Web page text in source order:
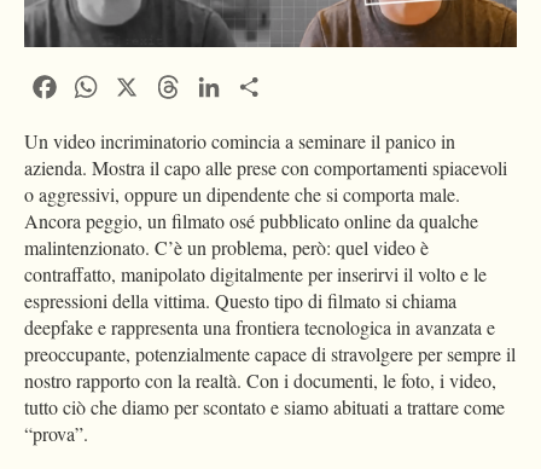
FacebookWhatsApp ThreadsLinkedIn
Un video incriminatorio comincia a seminare il panico in
azienda. Mostra il capo alle prese con comportamenti spiacevoli
o aggressivi, oppure un dipendente che si comporta male.
Ancora peggio, un filmato osé pubblicato online da qualche
malintenzionato. C’è un problema, però: quel video è
contraffatto, manipolato digitalmente per inserirvi il volto e le
espressioni della vittima. Questo tipo di filmato si chiama
deepfake e rappresenta una frontiera tecnologica in avanzata e
preoccupante, potenzialmente capace di stravolgere per sempre il
nostro rapporto con la realtà. Con i documenti, le foto, i video,
tutto ciò che diamo per scontato e siamo abituati a trattare come
“prova”.